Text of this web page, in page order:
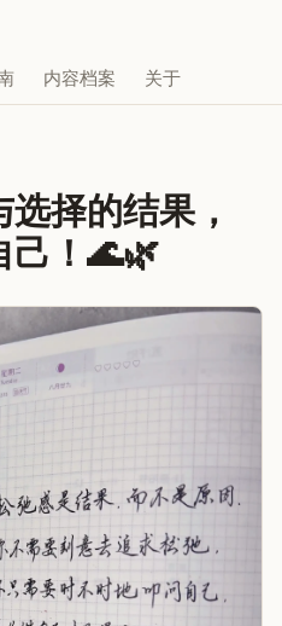
内容档案 关于
择的结果，
己！🌊🌿